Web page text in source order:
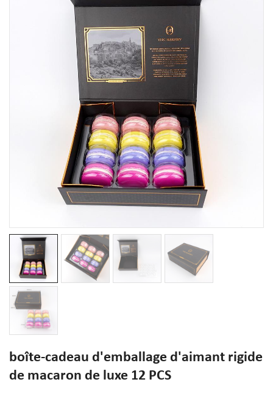
boîte-cadeau d'emballage d'aimant rigide
de macaron de luxe 12 PCS